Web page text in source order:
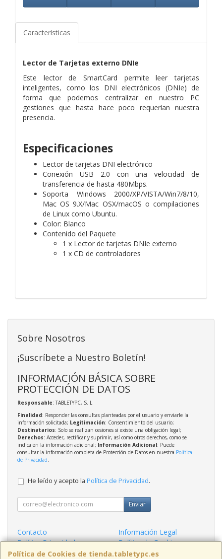
Características
Lector de Tarjetas externo DNIe
Este lector de SmartCard permite leer tarjetas
inteligentes, como los DNI electrónicos (DNIe) de
forma que podemos centralizar en nuestro PC
gestiones que hasta hace poco requerían nuestra
presencia.
Especificaciones
Lector de tarjetas DNI electrónico
Conexión USB 2.0 con una velocidad de
transferencia de hasta 480Mbps.
Soporta Windows 2000/XP/VISTA/Win7/8/10,
Mac OS 9.X/Mac OSX/macOS o compilaciones
de Linux como Ubuntu.
Color: Blanco
Contenido del Paquete
1 x Lector de tarjetas DNIe externo
1 x CD de controladores
Política de Cookies de tienda.tabletypc.es
Sobre Nosotros
¡Suscríbete a Nuestro Boletín!
INFORMACIÓN BÁSICA SOBRE
PROTECCIÓN DE DATOS
Responsable: TABLETYPC, S. L
Finalidad: Responder las consultas planteadas por el usuario y enviarle la
información solicitada; Legitimación: Consentimiento del usuario;
Destinatarios: Solo se realizan cesiones si existe una obligación legal;
Derechos: Acceder, rectificar y suprimir, así como otros derechos, como se
indica en la información adicional; Información Adicional: Puede
consultar la información completa de Protección de Datos en nuestra Política
de Privacidad
He leído y acepto la Política de Privacidad.
Enviar
Contacto
Información Legal
Política Privacidad
Política de Cookies
Condiciones de Compra
Formas de Pago